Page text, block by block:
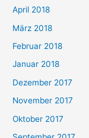
April 2018
März 2018
Februar 2018
Januar 2018
Dezember 2017
November 2017
Oktober 2017